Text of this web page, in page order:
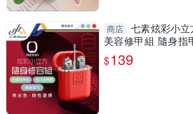
商店 七素炫彩小
美容修甲組 隨身指
耳棒
$139